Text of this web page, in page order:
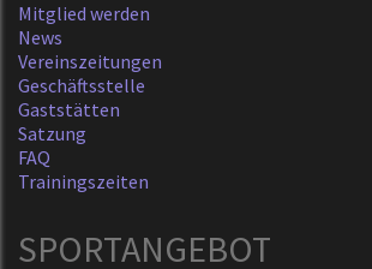
Mitglied werden
News
Vereinszeitungen
Geschäftsstelle
Gaststätten
Satzung
FAQ
Trainingszeiten
SPORTANGEBOT